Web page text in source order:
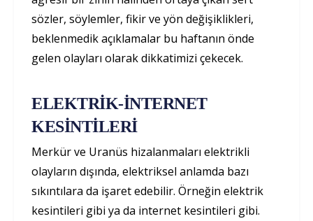
sözler, söylemler, fikir ve yön değişiklikleri,
beklenmedik açıklamalar bu haftanın önde
gelen olayları olarak dikkatimizi çekecek.
ELEKTRİK-İNTERNET
KESİNTİLERİ
Merkür ve Uranüs hizalanmaları elektrikli
olayların dışında, elektriksel anlamda bazı
sıkıntılara da işaret edebilir. Örneğin elektrik
kesintileri gibi ya da internet kesintileri gibi.